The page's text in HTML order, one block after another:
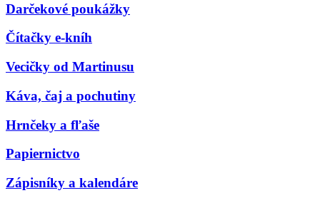
Darčekové poukážky
Čítačky e-kníh
Vecičky od Martinusu
Káva, čaj a pochutiny
Hrnčeky a fľaše
Papiernictvo
Zápisníky a kalendáre